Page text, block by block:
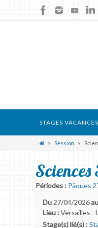
STAGES VACANCES
Session
Sciences
Périodes : Pâques
Du 27/04/2026au
Lieu :Versailles -
Stage(s) lié(s) :